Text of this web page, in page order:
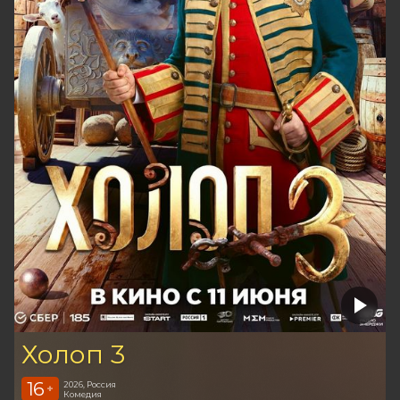
Холоп 3
16 +
2026, Россия
Комедия